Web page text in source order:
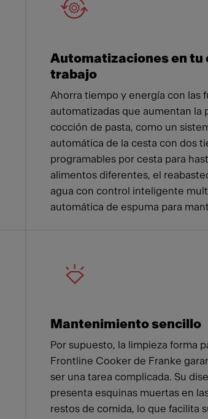
Automatizaciones en tu
trabajo
Ahorra tiempo y energía con las
automatizadas que aumentan la
cocción de pasta, como un
automática de la cesta con dos
programables por cesta para
alimentos diferentes, el
agua con control inteligente
automática de espuma para
Mantenimiento sencillo
Por supuesto, la limpieza forma
Frontline Cooker de Franke
ser una tarea complicada. Su
presenta esquinas muertas en
restos de comida, lo que facilita